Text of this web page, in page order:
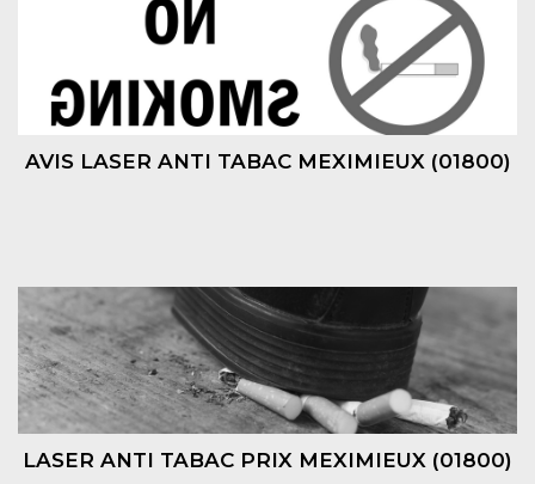
AVIS LASER ANTI TABAC MEXIMIEUX (01800)
LASER ANTI TABAC PRIX MEXIMIEUX (01800)